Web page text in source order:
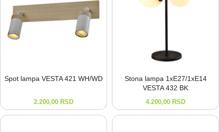
Spot lampa VESTA 421 WH/WD
2.200,00 RSD
Stona lampa 1xE27/1xE14
VESTA 432 BK
4.200,00 RSD